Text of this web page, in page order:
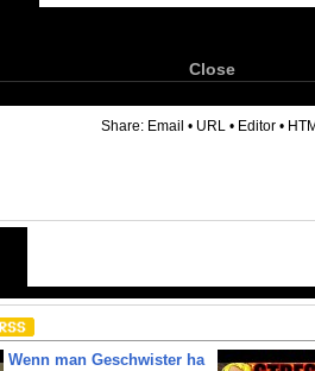
Close
Share: Email • URL • Editor •
Wenn man Geschwister ha